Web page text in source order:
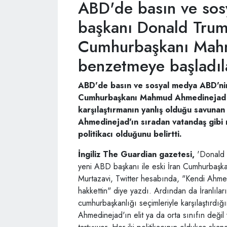
ABD'de basın ve
başkanı Donald
Cumhurbaşkanı
benzetmeye
ABD'de basın ve sosyal medya
Cumhurbaşkanı Mahmud
karşılaştırmanın yanlış olduğu
Ahmedinejad'ın sıradan vatandaş gibi
politikacı olduğunu belirtti.
İngiliz The Guardian gazetesi, 'Donald
yeni ABD başkanı ile eski İran
Murtazavi, Twitter hesabında, "Kendi
hakkettin" diye yazdı. Ardından da
cumhurbaşkanlığı seçimleriyle
Ahmedinejad'ın elit ya da orta sınıfın değil